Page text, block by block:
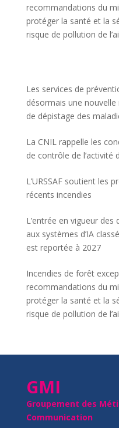
recommandations du
protéger la santé et la
risque de pollution de
Les services de
désormais une
de dépistage des
La CNIL rappelle les
de contrôle de l’activité
L’URSSAF soutient les
récents incendies
L’entrée en vigueur des
aux systèmes d’IA
est reportée à 2027
Incendies de forêt
recommandations du
protéger la santé et la
risque de pollution de
GMI
Groupement des
Communication